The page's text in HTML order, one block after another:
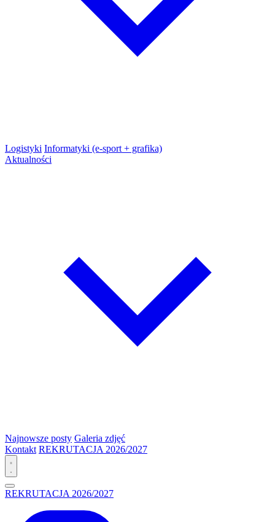
Logistyki Informatyki (e-sport + grafika)
Aktualności
Najnowsze posty Galeria zdjęć
Kontakt REKRUTACJA 2026/2027
REKRUTACJA 2026/2027